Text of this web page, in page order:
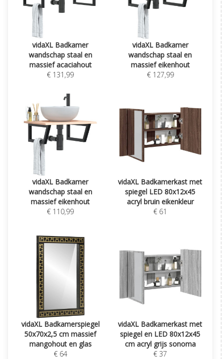
vidaXL Badkamer
wandschap staal en
massief acaciahout
€ 131,99
vidaXL Badkamer
wandschap staal en
massief eikenhout
€ 127,99
vidaXL Badkamer
wandschap staal en
massief eikenhout
€ 110,99
vidaXL Badkamerkast met
spiegel LED 80x12x45
acryl bruin eikenkleur
€ 61
vidaXL Badkamerspiegel
50x70x2,5 cm massief
mangohout en glas
€ 64
vidaXL Badkamerkast met
spiegel en LED 80x12x45
cm acryl grijs sonoma
€ 37